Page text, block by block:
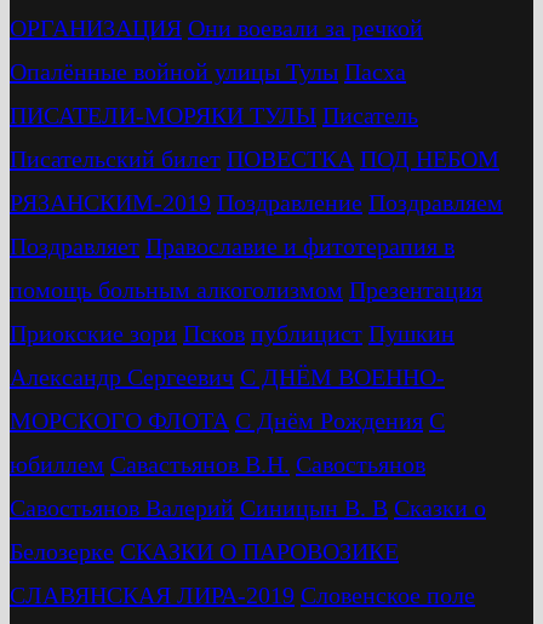
ОРГАНИЗАЦИЯ Они воевали за речкой
Опалённые войной улицы Тулы Пасха
ПИСАТЕЛИ-МОРЯКИ ТУЛЫ Писатель
Писательский билет ПОВЕСТКА ПОД НЕБОМ
РЯЗАНСКИМ-2019 Поздравление Поздравляем
Поздравляет Православие и фитотерапия в
помощь больным алкоголизмом Презентация
Приокские зори Псков публицист Пушкин
Александр Сергеевич С ДНЁМ ВОЕННО-
МОРСКОГО ФЛОТА С Днём Рождения С
юбиллем Савастьянов В.Н. Савостьянов
Савостьянов Валерий Синицын В. В Сказки о
Белозерке СКАЗКИ О ПАРОВОЗИКЕ
СЛАВЯНСКАЯ ЛИРА-2019 Словенское поле